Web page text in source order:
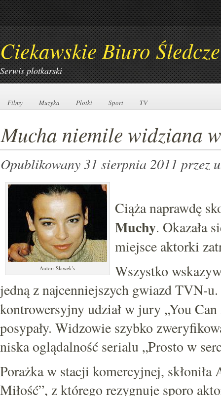
Ciekawskie Biuro Śledcze
Serwis plotkarski
Filmy
Filmy Muzyka
Muzyka Plotki
Plotki Sport
Sport TV
TV
Mucha niemile widziana
Opublikowany 31 sierpnia 2011 przez
Autor: Slawek's
Ciąża naprawdę
Muchy. Okazała
miejsce aktorki
Wszystko
jedną z najcenniejszych gwiazd TVN-
kontrowersyjny udział w jury „You
posypały. Widzowie szybko
niska oglądalność serialu „Prosto w
Porażka w stacji komercyjnej,
Miłość”, z którego rezygnuje sporo